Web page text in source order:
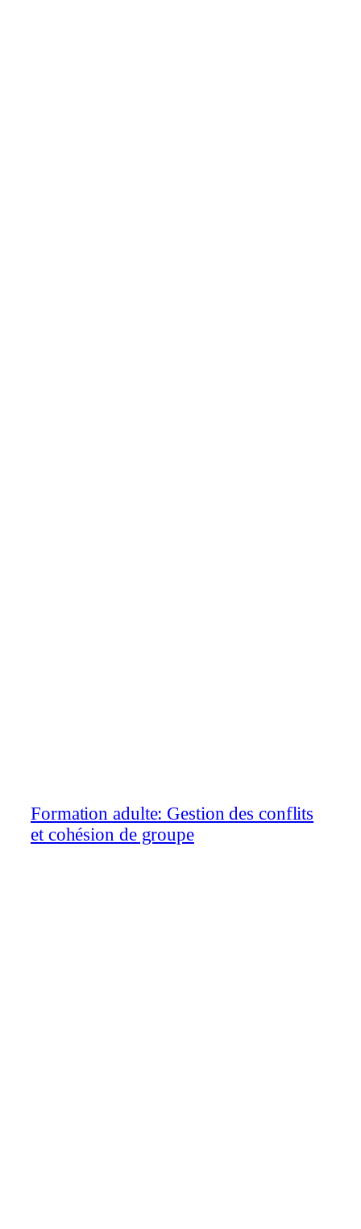
Formation adulte: Gestion des conflits
et cohésion de groupe